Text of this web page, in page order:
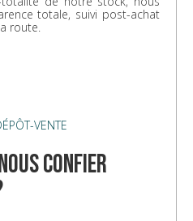
totale, suivi post-achat
route.
VENTE
confier